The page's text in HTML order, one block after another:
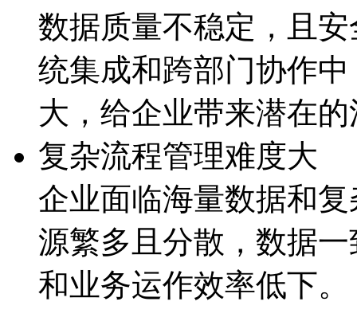
数据质量不稳定，且
统集成和跨部门协作中
大，给企业带来潜在
复杂流程管理难度大
企业面临海量数据和复
源繁多且分散，数据
和业务运作效率低下。